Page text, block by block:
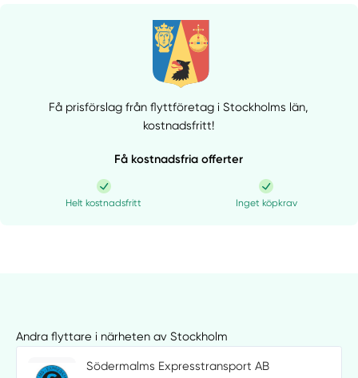
Få prisförslag från flyttföretag i Stockholms län,
kostnadsfritt!
Få kostnadsfria offerter
Helt kostnadsfritt Inget köpkrav
Andra flyttare i närheten av Stockholm
Södermalms Expresstransport AB